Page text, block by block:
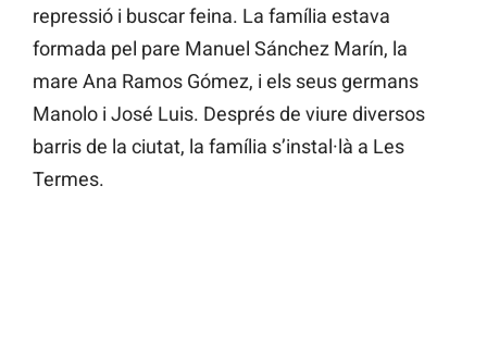
repressió i buscar feina. La família estava
formada pel pare Manuel Sánchez Marín, la
mare Ana Ramos Gómez, i els seus germans
Manolo i José Luis. Després de viure diversos
barris de la ciutat, la família s’instal·là a Les
Termes.